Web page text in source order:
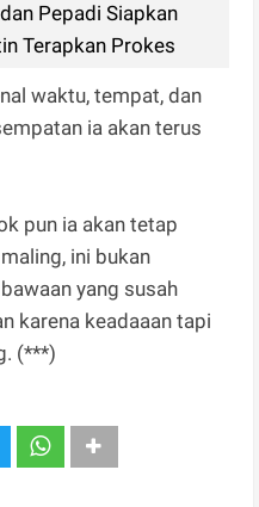
Pepadi Siapkan
Terapkan Prokes
waktu, tempat, dan
ia akan terus
pun ia akan tetap
ini bukan
yang susah
karena keadaaan tapi
(***)